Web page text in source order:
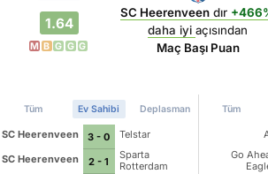
1.64
M B G G G
SC Heerenveen dır
daha iyiaçısından
Maç Başı Puan
Tüm Ev Sahibi Deplasman
SC Heerenveen 3 - 0
Telstar
SC Heerenveen
2 - 1
Sparta
Rotterdam
Tüm
Go